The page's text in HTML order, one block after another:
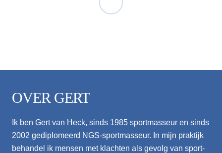
OVER GERT
Ik ben Gert van Heck, sinds 1985 sportmasseur en sinds
2002 gediplomeerd NGS-sportmasseur. In mijn praktijk
behandel ik mensen met klachten als gevolg van sport-